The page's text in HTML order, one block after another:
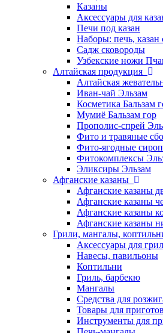
Казаны
Аксессуары для
Печи под казан
Наборы: печь,
Садж сковороды
Узбекские ножи
Алтайская продукция
Алтайская
Иван-чай Эльзам
Косметика Бальзам
Мумиё Бальзам гор
Прополис-спрей
Фито и травяные
Фито-ягодные
Фитокомплексы
Эликсиры Эльзам
Афганские казаны
Афганские казаны
Афганские казаны
Афганские казаны
Афганские казаны
Грили, мангалы,
Аксессуары для
Навесы, павильоны
Коптильни
Гриль, барбекю
Мангалы
Средства для
Товары для
Инструменты для